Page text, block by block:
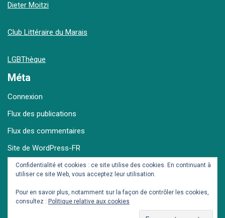
Dieter Moitzi
Club Littéraire du Marais
LGBThèque
Méta
Connexion
Flux des publications
Flux des commentaires
Site de WordPress-FR
Confidentialité et cookies : ce site utilise des cookies. En continuant à
utiliser ce site Web, vous acceptez leur utilisation.
Pour en savoir plus, notamment sur la façon de contrôler les cookies,
consultez : Politique relative aux cookies